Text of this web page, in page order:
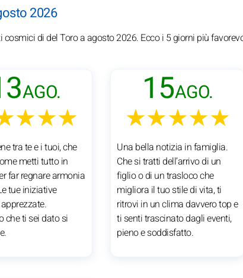
2026
di del Toro a agosto 2026. Ecco i 5 giorni più
AGO.
tra te e i tuoi, che
metti tutto in
far regnare armonia
tue iniziative
che ti sei dato si
15AGO.
★★★★★
Una bella notizia in famiglia.
Che si tratti dell’arrivo di un
figlio o di un trasloco che
migliora il tuo stile di vita, ti
ritrovi in un clima davvero top e
ti senti trascinato dagli eventi,
pieno e soddisfatto.